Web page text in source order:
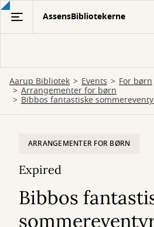
Gå
hovedindhold
AssensBibliotekerne
Aarup Bibliotek Events For børn
Arrangementer for børn
Bibbos fantastiske
ARRANGEMENTER FOR BØRN
Expired
Bibbos